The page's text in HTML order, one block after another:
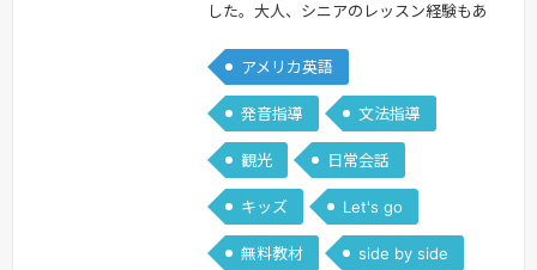
した。大人、シニアのレッスン経験もあ
得意です。幼児から中学生まで、英語英
会話を基礎から学びたい方長い間英語か
らは全く遠ざかってしまった方英語に興
味があり頭の体操に役立てたい方海外旅
行で役立つ一言表現を練習したい方など
様々な用途にできる限りお答えしたいと
思います！分からないことは、気軽にお
アメリカ英語
発音指導 文法指導
観光 日常会話
キッズ Let's go
無料教材 side by side